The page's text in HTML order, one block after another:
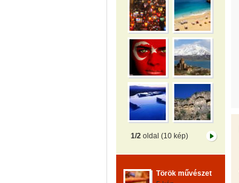
1/2oldal (10 kép)
Török művészet